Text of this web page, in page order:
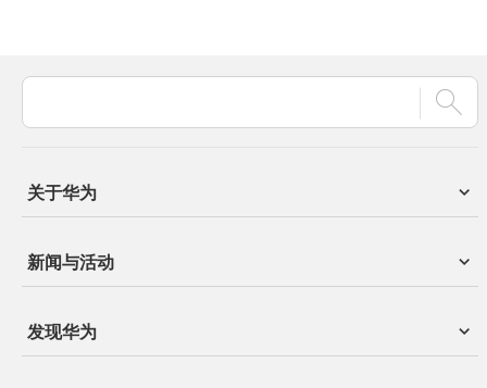
关于华为
新闻与活动
发现华为